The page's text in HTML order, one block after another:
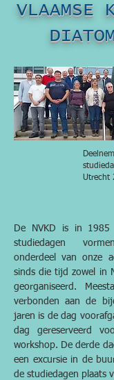
VLAAMSE
Utrecht
De NVKD is in 1985
studiedagen
onderdeel van onze
sinds die tijd zowel in
georganiseerd.
verbonden aan de
jaren is de dag
dag gereserveerd
workshop. De derde
een excursie in de
de studiedagen plaats